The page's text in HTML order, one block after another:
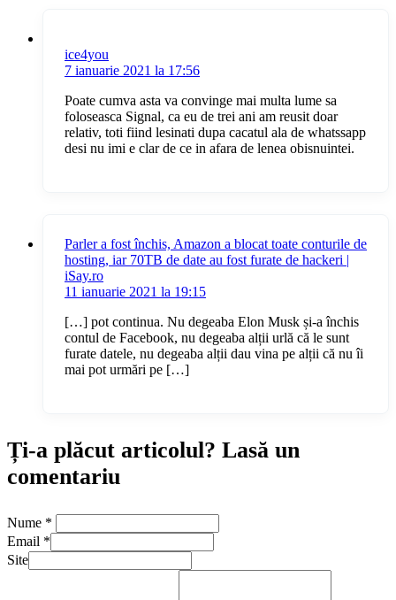
ice4you
7 ianuarie 2021 la 17:56
Poate cumva asta va convinge mai multa lume sa
foloseasca Signal, ca eu de trei ani am reusit doar
relativ, toti fiind lesinati dupa cacatul ala de whatssapp
desi nu imi e clar de ce in afara de lenea obisnuintei.
Parler a fost închis, Amazon a blocat toate conturile de
hosting, iar 70TB de date au fost furate de hackeri |
iSay.ro
11 ianuarie 2021 la 19:15
[…] pot continua. Nu degeaba Elon Musk și-a închis
contul de Facebook, nu degeaba alții urlă că le sunt
furate datele, nu degeaba alții dau vina pe alții că nu îi
mai pot urmări pe […]
Ți-a plăcut articolul? Lasă un
comentariu
Nume *
Email *
Site